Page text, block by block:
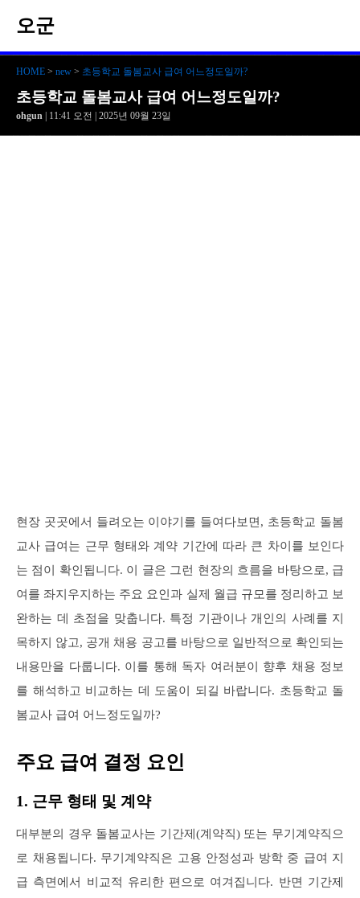
오군
HOME > new > 초등학교 돌봄교사 급여 어느정도일까?
초등학교 돌봄교사 급여 어느정도일까?
ohgun | 11:41 오전 | 2025년 09월 23일
현장 곳곳에서 들려오는 이야기를 들여다보면, 초등학교 돌봄
교사 급여는 근무 형태와 계약 기간에 따라 큰 차이를 보인다
는 점이 확인됩니다. 이 글은 그런 현장의 흐름을 바탕으로, 급
여를 좌지우지하는 주요 요인과 실제 월급 규모를 정리하고 보
완하는 데 초점을 맞춥니다. 특정 기관이나 개인의 사례를 지
목하지 않고, 공개 채용 공고를 바탕으로 일반적으로 확인되는
내용만을 다룹니다. 이를 통해 독자 여러분이 향후 채용 정보
를 해석하고 비교하는 데 도움이 되길 바랍니다. 초등학교 돌
봄교사 급여 어느정도일까?
주요 급여 결정 요인
1. 근무 형태 및 계약
대부분의 경우 돌봄교사는 기간제(계약직) 또는 무기계약직으
로 채용됩니다. 무기계약직은 고용 안정성과 방학 중 급여 지
급 측면에서 비교적 유리한 편으로 여겨집니다. 반면 기간제